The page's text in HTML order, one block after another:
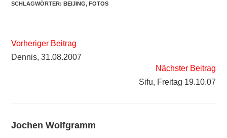
SCHLAGWÖRTER:BEIJING, FOTOS
Weitere
Artikel
ansehen
Vorheriger Beitrag
Dennis, 31.08.2007
Nächster Beitrag
Sifu, Freitag 19.10.07
Jochen Wolfgramm